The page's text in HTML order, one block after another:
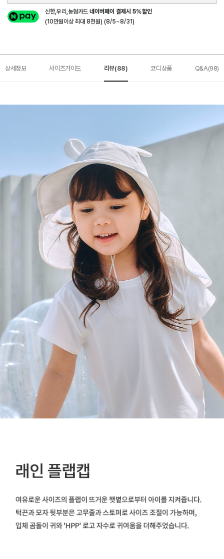
신한,우리,농협카드네이버페이 결제시 5%할인
(10만원이상 최대 8천원) (8/5~8/31)
상세정보 사이즈가이드 리뷰(88) 코디상품 Q&A(98)